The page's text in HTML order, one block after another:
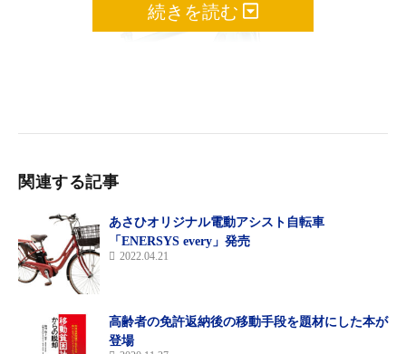
■ピュアパワー：軽く汗を流したいライドにピッタリ！
搭載しているパワーユニット「Bosch G3 アクティブラインプラ
続きを読む
関連する記事
あさひオリジナル電動アシスト自転車
「ENERSYS every」発売
2022.04.21
高齢者の免許返納後の移動手段を題材にした本が
登場